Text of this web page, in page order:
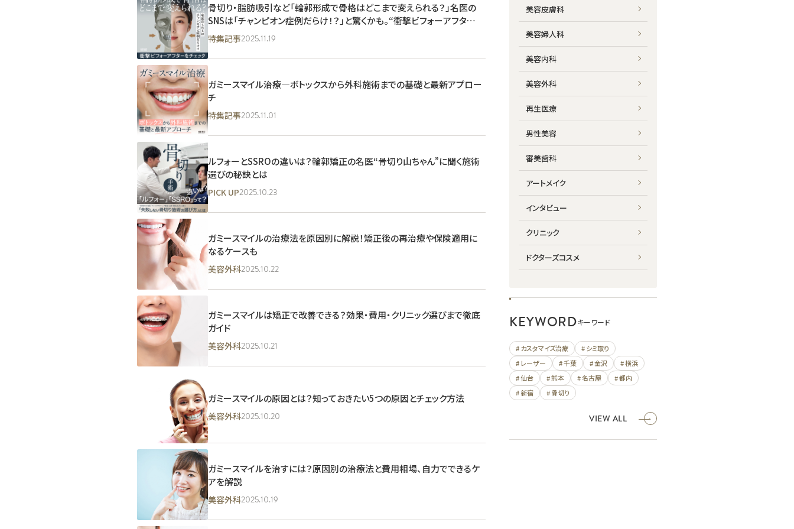
骨切り・脂肪吸引など「輪郭形成で骨格はどこまで変えられる？」名医の
SNSは「チャンピオン症例だらけ！？」と驚くかも。“衝撃ビフォーアフタ
ー”をチェック
特集記事2025.11.19
ガミースマイル治療―ボトックスから外科施術までの基礎と最新アプロー
チ
特集記事2025.11.01
ルフォーとSSROの違いは？輪郭矯正の名医“骨切り山ちゃん”に聞く施術
選びの秘訣とは
PICK UP2025.10.23
ガミースマイルの治療法を原因別に解説！矯正後の再治療や保険適用に
なるケースも
美容外科2025.10.22
ガミースマイルは矯正で改善できる？効果・費用・クリニック選びまで徹底
ガイド
美容外科2025.10.21
ガミースマイルの原因とは？知っておきたい5つの原因とチェック方法
美容外科2025.10.20
ガミースマイルを治すには？原因別の治療法と費用相場、自力でできるケ
アを解説
美容外科2025.10.19
美容皮膚科
美容婦人科
美容内科
美容外科
再生医療
男性美容
審美歯科
アートメイク
インタビュー
クリニック
ドクターズコスメ
KEYWORDキーワード
# カスタマイズ治療
# シミ取り
# レーザー
# 千葉 # 金沢
# 横浜
# 仙台
# 熊本 # 名古屋
# 都内
# 新宿
# 骨切り
VIEW ALL